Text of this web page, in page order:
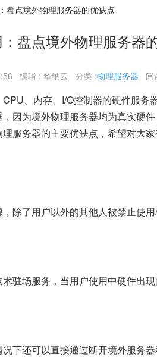
盘点境外物理服务器的优缺点
盘点境外物理服务器
编辑 : 华纳云 分类 :物理服务器 阅
、内存、I/O控制器的硬件服务
因为境外物理服务器均为真实硬
服务器的主要优缺点，希望对大家
除了用户以外的其他人被禁止使
驻场服务，当用户使用中硬件出
下还可以直接通过断开境外服务器